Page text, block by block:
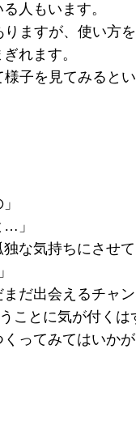
人もいます。
ますが、使い方
れます。
子を見てみるとい
…」
な気持ちにさせて
だ出会えるチャン
ことに気が付くは
ってみてはいかが